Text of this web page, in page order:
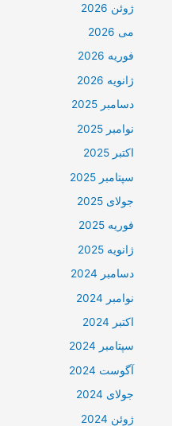
ژوئن 2026
می 2026
فوریه 2026
ژانویه 2026
دسامبر 2025
نوامبر 2025
اکتبر 2025
سپتامبر 2025
جولای 2025
فوریه 2025
ژانویه 2025
دسامبر 2024
نوامبر 2024
اکتبر 2024
سپتامبر 2024
آگوست 2024
جولای 2024
ژوئن 2024